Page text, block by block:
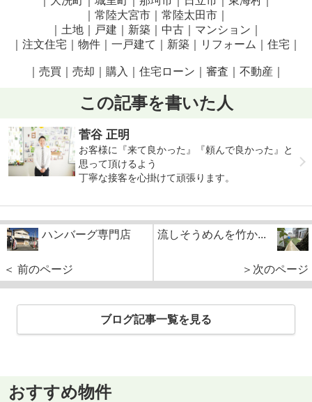
｜常陸大宮市｜常陸太田市｜
｜土地｜戸建｜新築｜中古｜マンション｜
｜注文住宅｜物件｜一戸建て｜新築｜リフォーム｜住宅｜
｜売買｜売却｜購入｜住宅ローン｜審査｜不動産｜
この記事を書いた人
菅谷 正明
お客様に『来て良かった』『頼んで良かった』と
思って頂けるよう
丁寧な接客を心掛けて頑張ります。
ハンバーグ専門店
＜ 前のページ
流しそうめんを竹か...
＞次のページ
ブログ記事一覧を見る
おすすめ物件